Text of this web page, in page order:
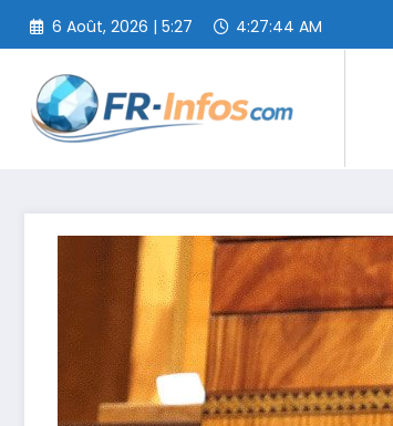
Aller
contenu
6 Août, 2026 | 5:27 4:27:45 AM